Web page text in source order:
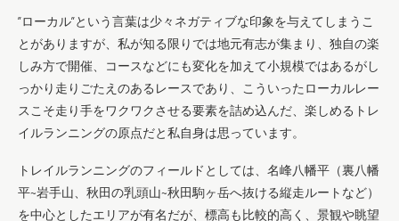
”ローカル”という言葉は少々ネガティブな印象を与えてしまうこ
とがありますが、私が知る限りでは地元有志が集まり、独自の楽
しみ方で開催、コースなどにも変化を加えて小規模ではあるがし
っかり走りごたえのあるレースであり、こういったローカルレー
スこそ走り手をワクワクさせる要素を詰め込んだ、楽しめるトレ
イルランニングの原点だと私自身は思っています。
トレイルランニングのフィールドとしては、名峰八幡平（裏八幡
平~岩手山、秋田の乳頭山~秋田駒ヶ岳へ抜ける縦走ルートなど）
を中心としたエリアが有名だが、標高も比較的高く、景観や眺望